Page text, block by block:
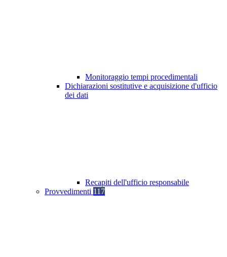
Monitoraggio tempi procedimentali
Dichiarazioni sostitutive e acquisizione d'ufficio
dei dati
Recapiti dell'ufficio responsabile
Provvedimenti 117